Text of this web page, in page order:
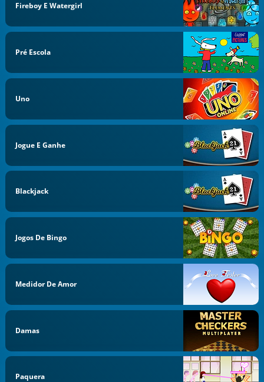
Fireboy E Watergirl
Pré Escola
Uno
Jogue E Ganhe
Blackjack
Jogos De Bingo
Medidor De Amor
Damas
Paquera